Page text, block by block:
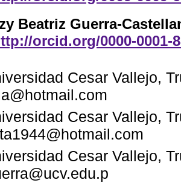
Beatriz Guerra-
orcid.org/0000-0001-
Cesar Vallejo,
Cesar Vallejo,
Cesar Vallejo,